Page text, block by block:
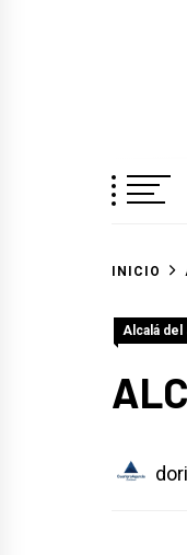
INICIO
Alcalá del
dori